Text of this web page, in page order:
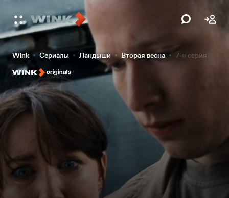
Wink Сериалы Ландыши Вторая весна 7-я серия